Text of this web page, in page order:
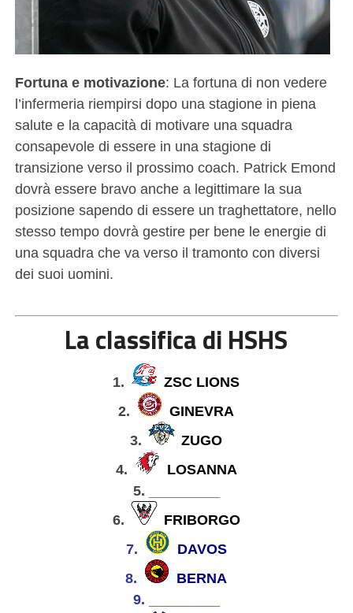
Fortuna e motivazione: La fortuna di non vedere
l’infermeria riempirsi dopo una stagione in piena
salute e la capacità di motivare una squadra
consapevole di essere in una stagione di
transizione verso il prossimo coach. Patrick Emond
dovrà essere bravo anche a legittimare la sua
posizione sapendo di essere un traghettatore, nello
stesso tempo dovrà gestire per bene le energie di
una squadra che va verso il tramonto con diversi
dei suoi uomini.
La classifica di HSHS
1.
ZSC LIONS
2.
GINEVRA
3.
ZUGO
4.
LOSANNA
5.
6.
FRIBORGO
7.
DAVOS
8.
BERNA
9. _________